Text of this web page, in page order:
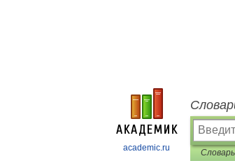
academic.ru